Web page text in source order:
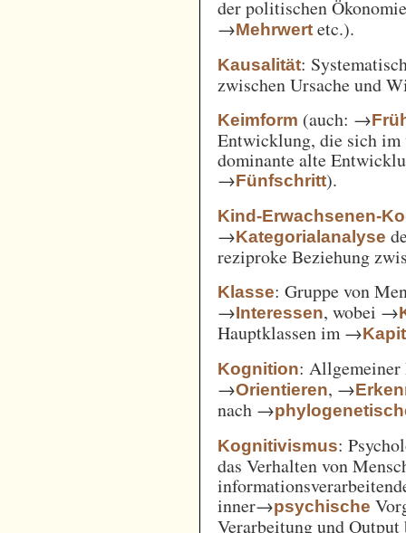
der politischen
→Mehrwert etc.).
Kausalität:
zwischen Ursache und
Keimform (auch: →
Entwicklung, die sich im
dominante alte
→Fünfschritt).
Kind-Erwachsenen-
→Kategorialanalyse
reziproke Beziehung
Klasse: Gruppe von
→Interessen, wobei →
Hauptklassen im →
Kognition: Allgemeiner
→Orientieren, →
nach →
Kognitivismus:
das Verhalten von
inner→psychische
Verarbeitung und